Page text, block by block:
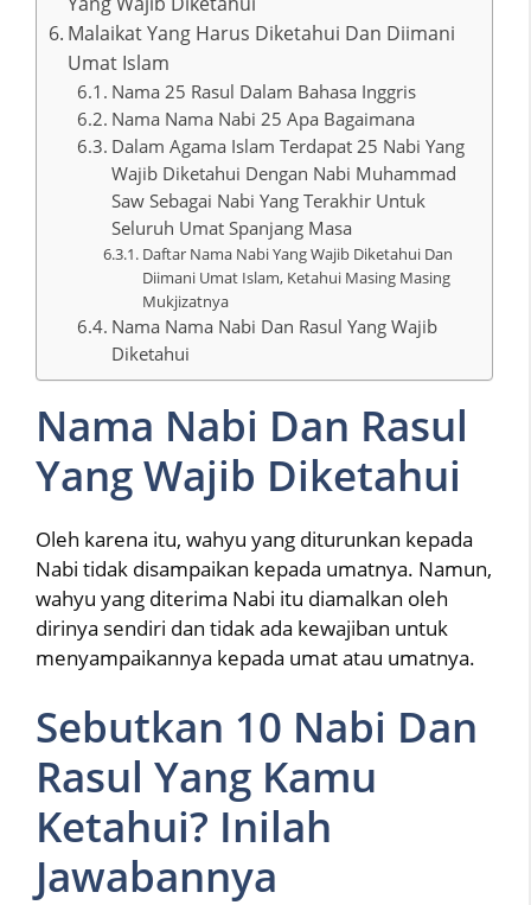
Malaikat Yang Harus Diketahui Dan Diimani
Umat Islam
Nama 25 Rasul Dalam Bahasa Inggris
Nama Nama Nabi 25 Apa Bagaimana
Dalam Agama Islam Terdapat 25 Nabi Yang
Wajib Diketahui Dengan Nabi Muhammad
Saw Sebagai Nabi Yang Terakhir Untuk
Seluruh Umat Spanjang Masa
Daftar Nama Nabi Yang Wajib Diketahui Dan
Diimani Umat Islam, Ketahui Masing Masing
Mukjizatnya
Nama Nama Nabi Dan Rasul Yang Wajib
Diketahui
Nama Nabi Dan Rasul
Yang Wajib Diketahui
Oleh karena itu, wahyu yang diturunkan kepada
Nabi tidak disampaikan kepada umatnya. Namun,
wahyu yang diterima Nabi itu diamalkan oleh
dirinya sendiri dan tidak ada kewajiban untuk
menyampaikannya kepada umat atau umatnya.
Sebutkan 10 Nabi Dan
Rasul Yang Kamu
Ketahui? Inilah
Jawabannya